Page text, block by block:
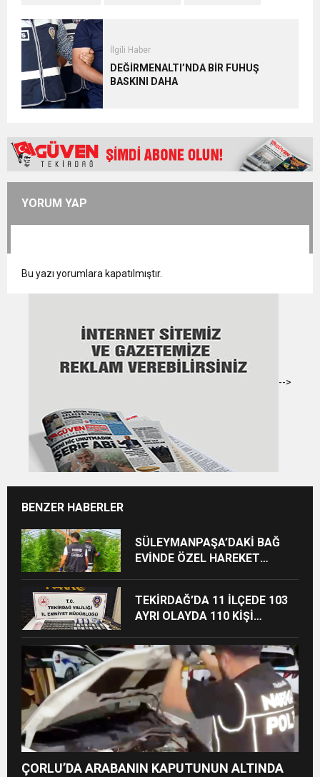
İlgili Haber
DEĞİRMENALTI’NDA BİR FUHUŞ
BASKINI DAHA
YORUM YAP
Bu yazı yorumlara kapatılmıştır.
-->
BENZER HABERLER
SÜLEYMANPAŞA’DAKİ BAĞ
EVİNDE ÖZEL HAREKET
TEKİRDAĞ’DA 11 İLÇEDE 103
AYRI OLAYDA 110 KİŞİ
ÇORLU’DA ARABANIN KAPUTUNUN ALTINDA